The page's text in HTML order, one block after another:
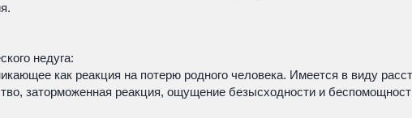
недуга:
как реакция на потерю родного человека. Имеется в виду
заторможенная реакция, ощущение безысходности и